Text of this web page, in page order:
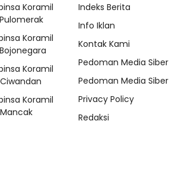
Koramil
Koramil
Koramil
Koramil
Indeks Berita
Info Iklan
Kontak Kami
Pedoman Media Siber
Pedoman Media Siber
Privacy Policy
Redaksi